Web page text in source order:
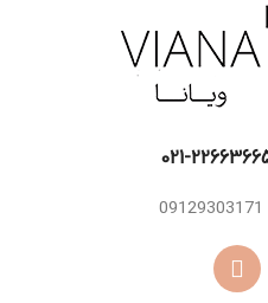
اسانس
پایه
مشک ، وانیل ، نعناع
هندی ، چوب صندل
سفید ، گل آفتاب
پرست